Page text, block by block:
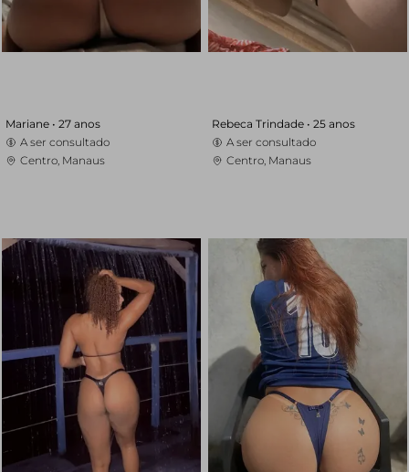
Mariane • 27 anos
A ser consultado
Centro, Manaus
Rebeca Trindade • 25 anos
A ser consultado
Centro, Manaus